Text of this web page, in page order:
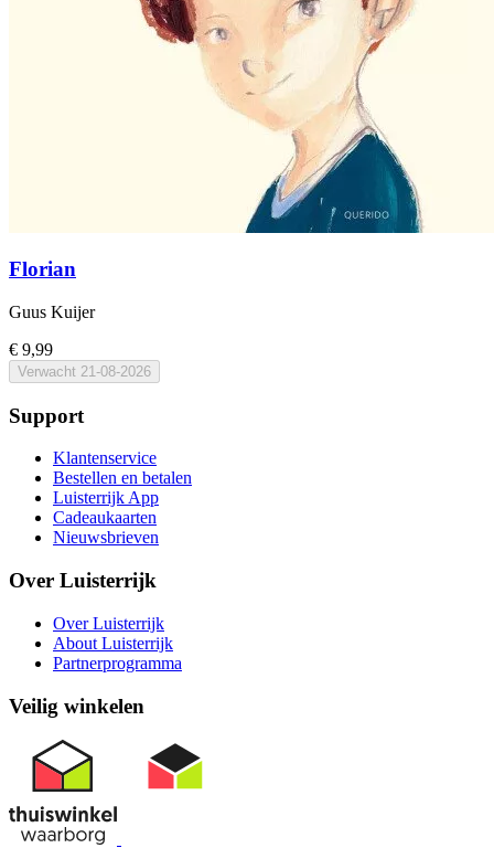
Florian
Guus Kuijer
€ 9,99
Verwacht 21-08-2026
Support
Klantenservice
Bestellen en betalen
Luisterrijk App
Cadeaukaarten
Nieuwsbrieven
Over Luisterrijk
Over Luisterrijk
About Luisterrijk
Partnerprogramma
Veilig winkelen